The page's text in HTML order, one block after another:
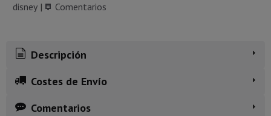
disney | Comentarios
Descripción
Costes de Envío
Comentarios